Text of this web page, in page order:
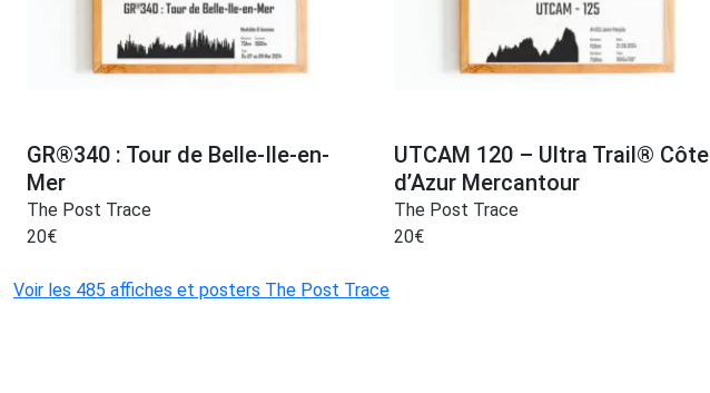
GR®340 : Tour de Belle-Ile-en-
Mer
The Post Trace
20€
UTCAM 120 – Ultra Trail® Côte
d’Azur Mercantour
The Post Trace
20€
Voir les 485 affiches et posters The Post Trace